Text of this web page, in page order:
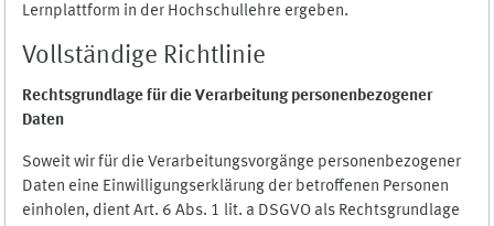
Lernplattform in der Hochschullehre ergeben.
Vollständige Richtlinie
Rechtsgrundlage für die Verarbeitung personenbezogener
Daten
Soweit wir für die Verarbeitungsvorgänge personenbezogener
Daten eine Einwilligungserklärung der betroffenen Personen
einholen, dient Art. 6 Abs. 1 lit. a DSGVO als Rechtsgrundlage